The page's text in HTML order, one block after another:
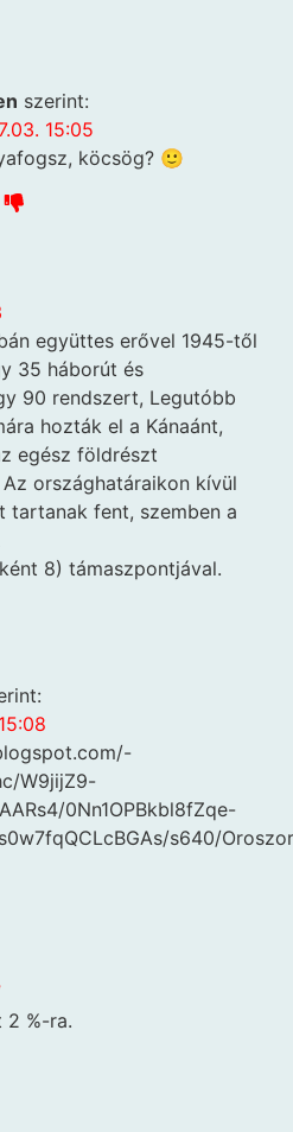
szerint:
15:05
köcsög? 🙂
együttes erővel 1945-től
35 háborút és
90 rendszert, Legutóbb
hozták el a Kánaánt,
egész földrészt
országhatáraikon kívül
tartanak fent, szemben a
8) támaszpontjával.
W9jijZ9-
0Nn1OPBkbl8fZqe-
s640/
2 %-ra.